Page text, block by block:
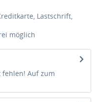
Lastschrift,
möglich
Auf zum